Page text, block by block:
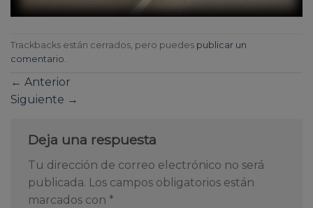
Trackbacks están cerrados, pero puedes publicar un
comentario.
← Anterior
Siguiente →
Deja una respuesta
Tu dirección de correo electrónico no será
publicada. Los campos obligatorios están
marcados con *